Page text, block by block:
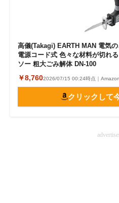
高儀(Takagi) EARTH MAN 電気
電源コード式 色々な材料が切れ
ソー 粗大ごみ解体 DN-100
￥8,7602026/07/15 00:24時点｜
クリックして